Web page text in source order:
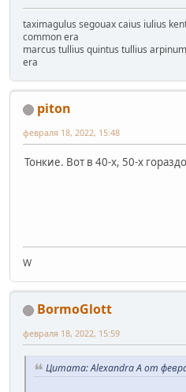
taximagulus segouax caius iulius
common era
marcus tullius quintus tullius
era
piton
февраля 18, 2022, 15:48
Тонкие. Вот в 40-х, 50-х
W
BormoGlott
февраля 18, 2022, 15:59
Цитата: Alexandra A от